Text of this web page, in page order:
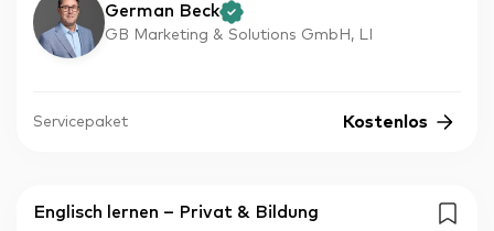
German Beck
GB Marketing & Solutions GmbH, LI
Servicepaket Kostenlos
Englisch lernen – Privat & Bildung